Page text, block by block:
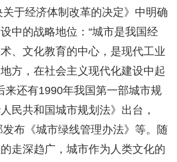
于经济体制改革的决定》中明确
中的战略地位：“城市是我国经
、文化教育的中心，是现代工业
方，在社会主义现代化建设中起
来还有1990年我国第一部城市规
民共和国城市规划法》出台，
布《城市绿线管理办法》等。随
走深趋广，城市作为人类文化的